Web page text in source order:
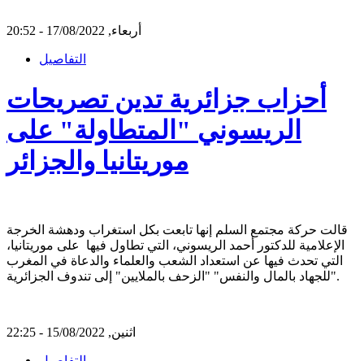
أربعاء, 17/08/2022 - 20:52
التفاصيل
أحزاب جزائرية تدين تصريحات
الريسوني "المتطاولة" على
موريتانيا والجزائر
قالت حركة مجتمع السلم إنها تابعت بكل استغراب ودهشة الخرجة
الإعلامية للدكتور أحمد الريسوني، التي تطاول فيها على موريتانيا،
التي تحدث فيها عن استعداد الشعب والعلماء والدعاة في المغرب
"للجهاد بالمال والنفس" "الزحف بالملايين" إلى تندوف الجزائرية.
اثنين, 15/08/2022 - 22:25